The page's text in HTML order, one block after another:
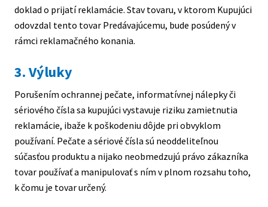
doklad o prijatí reklamácie. Stav tovaru, v ktorom Kupujúci
odovzdal tento tovar Predávajúcemu, bude posúdený v
rámci reklamačného konania.
3. Výluky
Porušením ochrannej pečate, informatívnej nálepky či
sériového čísla sa kupujúci vystavuje riziku zamietnutia
reklamácie, ibaže k poškodeniu dôjde pri obvyklom
používaní. Pečate a sériové čísla sú neoddeliteľnou
súčasťou produktu a nijako neobmedzujú právo zákazníka
tovar používať a manipulovať s ním v plnom rozsahu toho,
k čomu je tovar určený.